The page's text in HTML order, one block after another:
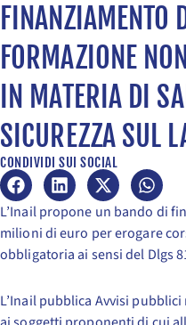
FINANZIAMENTO
FORMAZIONE
IN MATERIA DI
SICUREZZA SUL
CONDIVIDI SUI SOCIAL
L’Inail propone un bando di
milioni di euro per erogare
obbligatoria ai sensi del Dlgs
L’Inail pubblica Avvisi